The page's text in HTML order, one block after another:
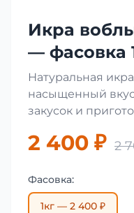
Икра
— фасовка
Натуральная
насыщенный
закусок и
2 400 ₽ 2
Фасовка:
1кг — 2 400 ₽